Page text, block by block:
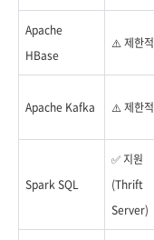
Apache
HBase
⚠️ 제한적
Apache Kafka ⚠️ 제한적
Spark SQL
✅ 지원
(Thrift
Server)